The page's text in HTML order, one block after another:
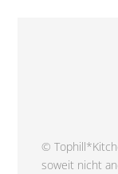
©
soweit nicht